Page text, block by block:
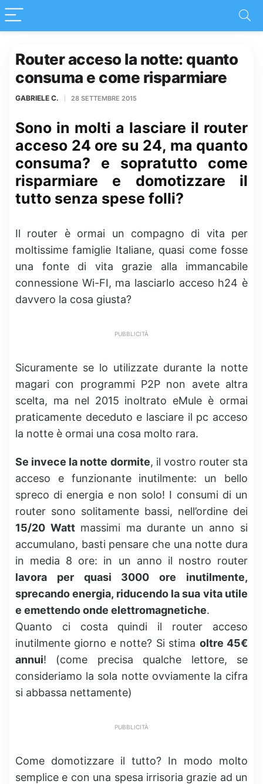
Router acceso la notte: quanto
consuma e come risparmiare
GABRIELE C. 28 SETTEMBRE 2015
Sono in molti a lasciare il router
acceso 24 ore su 24, ma quanto
consuma? e sopratutto come
risparmiare e domotizzare il
tutto senza spese folli?
Il router è ormai un compagno di vita per
moltissime famiglie Italiane, quasi come fosse
una fonte di vita grazie alla immancabile
connessione Wi-FI, ma lasciarlo acceso h24 è
davvero la cosa giusta?
PUBBLICITÀ
Sicuramente se lo utilizzate durante la notte
magari con programmi P2P non avete altra
scelta, ma nel 2015 inoltrato eMule è ormai
praticamente deceduto e lasciare il pc acceso
la notte è ormai una cosa molto rara.
Se invece la notte dormite, il vostro router sta
acceso e funzionante inutilmente: un bello
spreco di energia e non solo! I consumi di un
router sono solitamente bassi, nell’ordine dei
15/20 Wattmassimi ma durante un anno si
accumulano, basti pensare che una notte dura
in media 8 ore: in un anno il nostro router
lavora per quasi 3000 ore inutilmente,
sprecando energia, riducendo la sua vita utile
e emettendo onde elettromagnetiche.
Quanto ci costa quindi il router acceso
inutilmente giorno e notte? Si stima oltre 45€
annui! (come precisa qualche lettore, se
consideriamo la sola notte ovviamente la cifra
si abbassa nettamente)
PUBBLICITÀ
Come domotizzare il tutto? In modo molto
semplice e con una spesa irrisoria grazie ad un